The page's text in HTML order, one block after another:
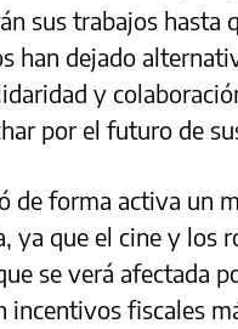
sus trabajos hasta
han dejado
y
por el futuro de
de forma activa un
ya que el cine y los
se verá afectada
incentivos fiscales